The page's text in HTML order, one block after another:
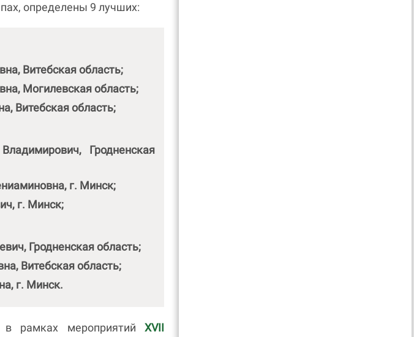
определены 9 лучших:
Витебская область;
Могилевская область;
Витебская область;
Гродненская
г. Минск;
г. Минск;
Гродненская область;
Витебская область;
г. Минск.
в рамках мероприятий XVII